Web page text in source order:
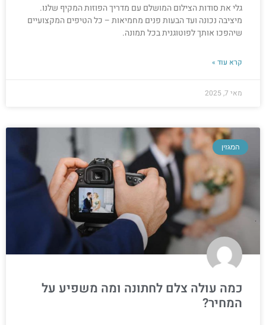
גלי את סודות הצילום המושלם עם מדריך הפוזות המקיף שלנו.
מיציבה נכונה ועד הבעות פנים מחמיאות – כל הטיפים המקצועיים
שיהפכו אותך לפוטוגנית בכל תמונה.
קרא עוד »
מאי 7, 2025
המגזין
כמה עולה צלם לחתונה ומה משפיע על
המחיר?